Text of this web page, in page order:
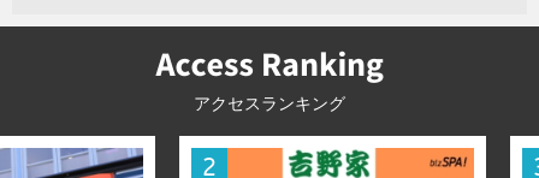
アクセスランキング